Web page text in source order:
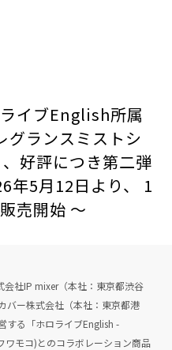
イブEnglish所属
ランスミストシ
好評につき第二弾
5月12日より、 1
売開始 〜
社IP mixer（本社：東京都渋谷
バー株式会社（本社：東京都港
する「ホロライブEnglish -
ワモコ)とのコラボレーション商品